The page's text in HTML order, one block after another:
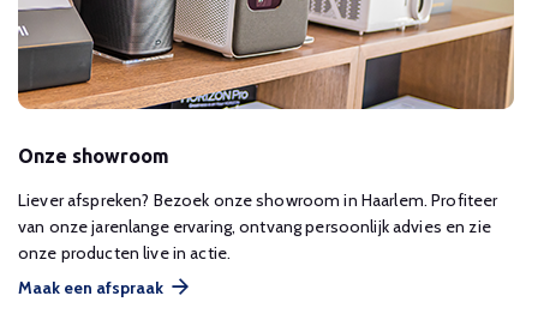
Onze showroom
Liever afspreken? Bezoek onze showroom in Haarlem. Profiteer
van onze jarenlange ervaring, ontvang persoonlijk advies en zie
onze producten live in actie.
Maak een afspraak